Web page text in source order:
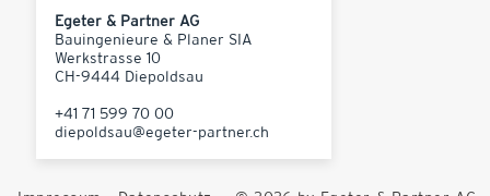
Egeter & Partner AG
Bauingenieure & Planer SIA
Werkstrasse 10
CH-9444 Diepoldsau
+41 71 599 70 00
diepoldsau@egeter-partner.ch